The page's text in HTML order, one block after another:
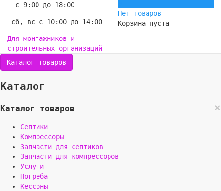
с 9:00 до 18:00
сб, вс с 10:00 до 14:00
Для монтажников и
строительных организаций
Нет товаров
Корзина пуста
Каталог товаров
Каталог
×
Каталог товаров
Септики
Компрессоры
Запчасти для септиков
Запчасти для компрессоров
Услуги
Погреба
Кессоны